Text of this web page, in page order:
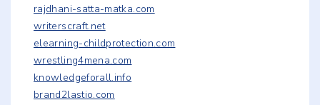
rajdhani-satta-matka.com
writerscraft.net
elearning-childprotection.com
wrestling4mena.com
knowledgeforall.info
brand2lastio.com